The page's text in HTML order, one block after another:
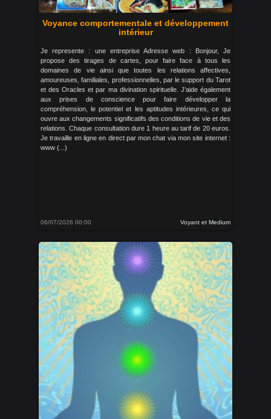
Voyance comportementale et développement
intérieur
Je represente : une entreprise Adresse web : Bonjour, Je
propose des tirages de cartes, pour faire face à tous les
domaines de vie ainsi que toutes les relations affectives,
amoureuses, familiales, professionnelles, par le support du Tarot
et des Oracles et par ma divination spirituelle. J'aide également
aux prises de conscience pour faire développer la
compréhension, le potentiel et les aptitudes intérieures, ce qui
ouvre aux changements significatifs des conditions de vie et des
relations. Chaque consultation dure 1 heure au tarif de 20 euros.
Je travaille en ligne en direct par mon chat via mon site internet :
www (...)
06/07/2026 00:00 Voyant et Medium